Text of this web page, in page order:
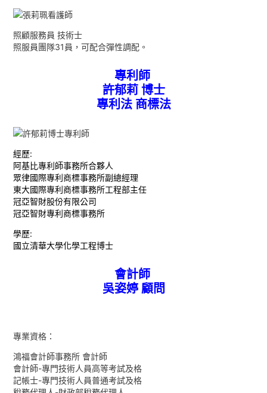
照顧服務員 技術士
照服員團隊31員，可配合彈性調配。
專利師
許郁莉 博士
專利法 商標法
經歷:
阿基比專利師事務所合夥人
眾律國際專利商標事務所副總經理
東大國際專利商標事務所工程部主任
冠亞智財股份有限公司
冠亞智財專利商標事務所
學歷:
國立清華大學化學工程博士
會計師
吳姿婷 顧問
專業資格：
鴻福會計師事務所 會計師
會計師-專門技術人員高等考試及格
記帳士-專門技術人員普通考試及格